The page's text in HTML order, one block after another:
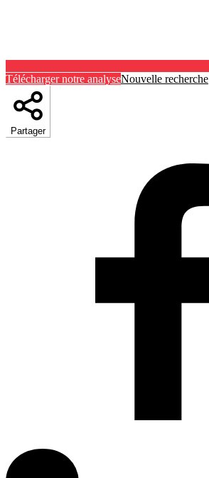
Télécharger notre analyseNouvelle recherche
Partager